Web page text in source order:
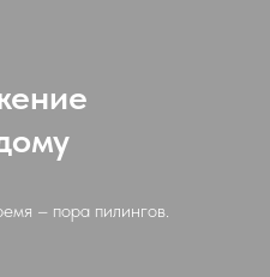
– пора пилингов.